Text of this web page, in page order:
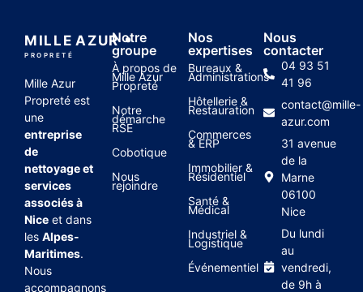
MILLE AZUR
PROPRETÉ
Mille Azur
Propreté est
une
entreprise
de
nettoyage et
services
associés à
Nice et dans
les Alpes-
Maritimes.
Nous
accompagnons
Notre
groupe
À propos de
Mille Azur
Propreté
Notre
démarche
RSE
Cobotique
Nous
rejoindre
Nos
expertises
Bureaux &
Administrations
Hôtellerie &
Restauration
Commerces
& ERP
Immobilier &
Résidentiel
Santé &
Médical
Industriel &
Logistique
Événementiel
Nous
contacter
04 93 51
41 96
contact@mille-
azur.com
31 avenue
de la
Marne
06100
Nice
Du lundi
au
vendredi,
de 9h à